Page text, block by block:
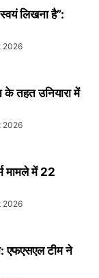
लिखना है”:
2026
के तहत उनियारा में
2026
मामले में 22
2026
एफएसएल टीम ने